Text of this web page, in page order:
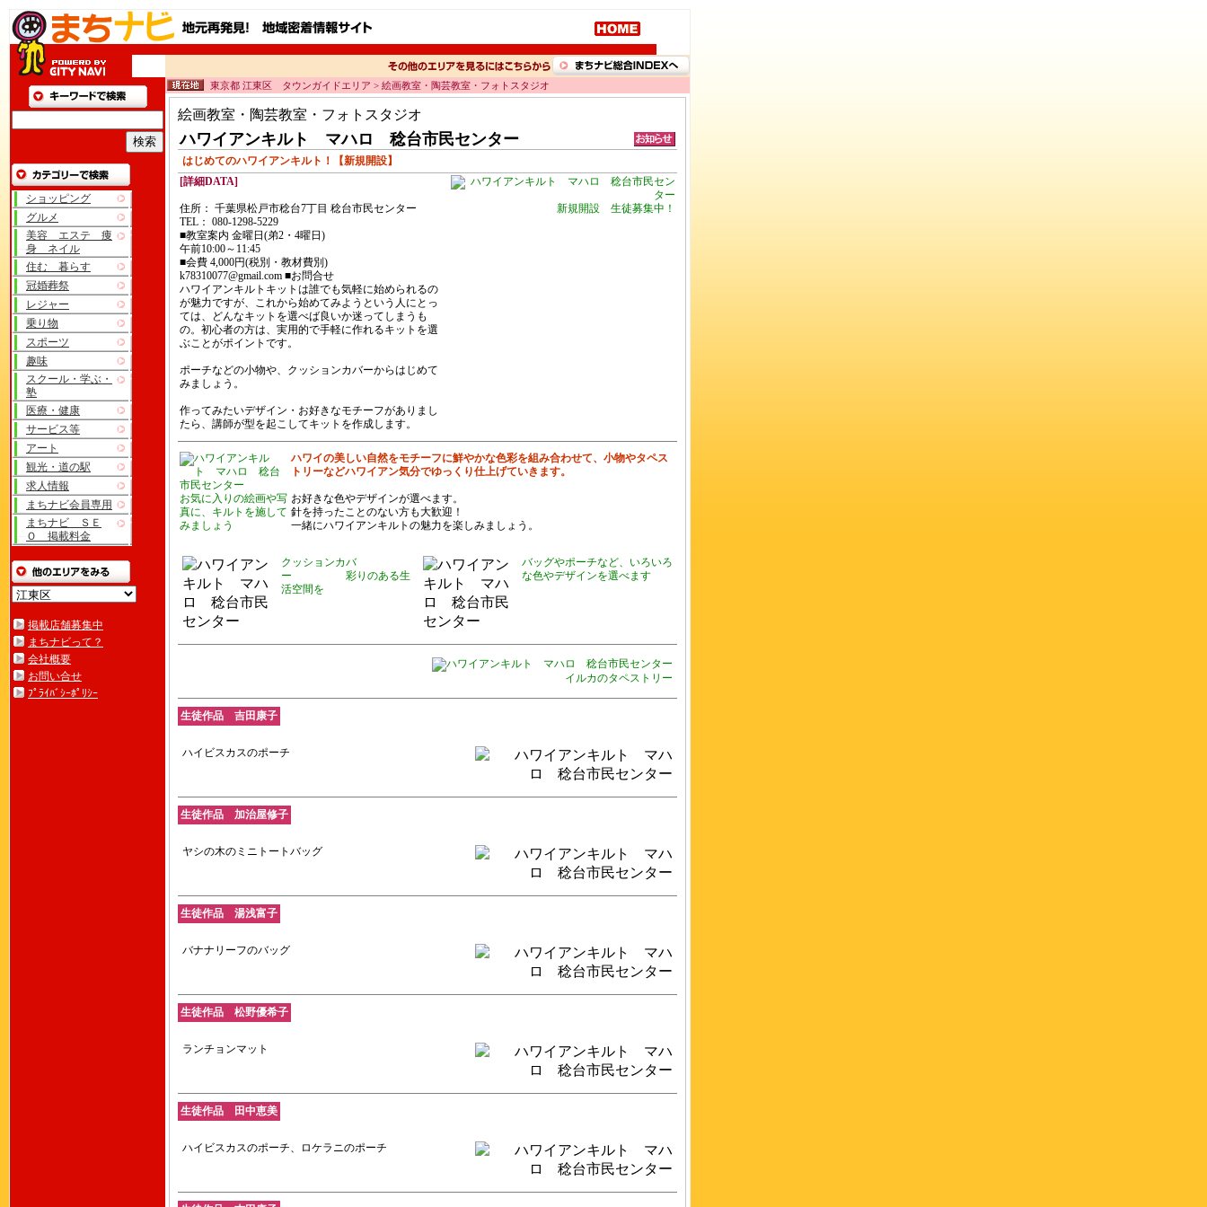
ショッピング
グルメ
美容 エステ 痩
身 ネイル
住む 暮らす
冠婚葬祭
レジャー
乗り物
スポーツ
趣味
スクール・学ぶ・
塾
医療・健康
サービス等
アート
観光・道の駅
求人情報
まちナビ会員専用
まちナビ ＳＥ
Ｏ 掲載料金
掲載店舗募集中
まちナビって？
会社概要
お問い合せ
ﾌﾟﾗｲﾊﾞｼｰﾎﾟﾘｼｰ
東京都 江東区 タウンガイドエリア > 絵画教室・陶芸教室・フォトスタジオ
絵画教室・陶芸教室・フォトスタジオ
ハワイアンキルト マハロ 稔台市民センター
はじめてのハワイアンキルト！【新規開設】
[詳細DATA]
住所： 千葉県松戸市稔台7丁目 稔台市民センター
TEL： 080-1298-5229
■教室案内 金曜日(弟2・4曜日)
午前10:00～11:45
■会費 4,000円(税別・教材費別)
k78310077@gmail.com ■お問合せ
ハワイアンキルトキットは誰でも気軽に始められるの
が魅力ですが、これから始めてみようという人にとっ
ては、どんなキットを選べば良いか迷ってしまうも
の。初心者の方は、実用的で手軽に作れるキットを選
ぶことがポイントです。
ポーチなどの小物や、クッションカバーからはじめて
みましょう。
作ってみたいデザイン・お好きなモチーフがありまし
たら、講師が型を起こしてキットを作成します。
新規開設 生徒募集中！
お気に入りの絵画や写
真に、キルトを施して
みましょう
ハワイの美しい自然をモチーフに鮮やかな色彩を組み合わせて、小物やタペス
トリーなどハワイアン気分でゆっくり仕上げていきます。
お好きな色やデザインが選べます。
針を持ったことのない方も大歓迎！
一緒にハワイアンキルトの魅力を楽しみましょう。
クッションカバ
ー 彩りのある生
活空間を
バッグやポーチなど、いろいろ
な色やデザインを選べます
イルカのタペストリー
生徒作品 吉田康子
ハイビスカスのポーチ
生徒作品 加治屋修子
ヤシの木のミニトートバッグ
生徒作品 湯浅富子
バナナリーフのバッグ
生徒作品 松野優希子
ランチョンマット
生徒作品 田中恵美
ハイビスカスのポーチ、ロケラニのポーチ